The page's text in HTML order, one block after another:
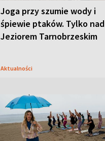
Joga przy szumie wody i
śpiewie ptaków. Tylko nad
Jeziorem Tarnobrzeskim
Aktualności